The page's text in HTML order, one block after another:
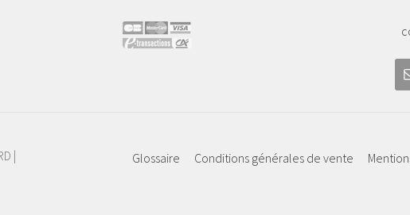
Glossaire Conditions générales de vente
|